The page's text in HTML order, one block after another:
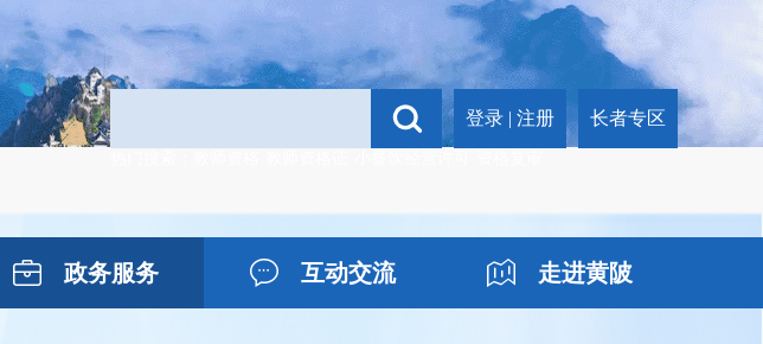
登录 | 注册 长者专区
政务服务 互动交流 走进黄陂